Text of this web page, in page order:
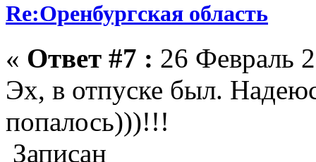
Re:Оренбургская область
« Ответ #7 : 26 Февраль
Эх, в отпуске был.
попалось)))!!!
Записан